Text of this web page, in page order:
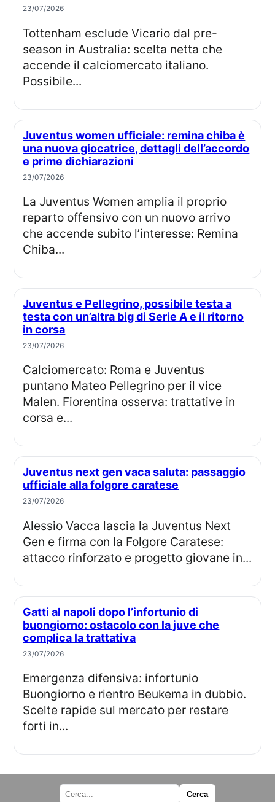
23/07/2026
Tottenham esclude Vicario dal pre-
season in Australia: scelta netta che
accende il calciomercato italiano.
Possibile...
Juventus women ufficiale: remina chiba è
una nuova giocatrice, dettagli dell’accordo
e prime dichiarazioni
23/07/2026
La Juventus Women amplia il proprio
reparto offensivo con un nuovo arrivo
che accende subito l’interesse: Remina
Chiba...
Juventus e Pellegrino, possibile testa a
testa con un’altra big di Serie A e il ritorno
in corsa
23/07/2026
Calciomercato: Roma e Juventus
puntano Mateo Pellegrino per il vice
Malen. Fiorentina osserva: trattative in
corsa e...
Juventus next gen vaca saluta: passaggio
ufficiale alla folgore caratese
23/07/2026
Alessio Vacca lascia la Juventus Next
Gen e firma con la Folgore Caratese:
attacco rinforzato e progetto giovane in...
Gatti al napoli dopo l’infortunio di
buongiorno: ostacolo con la juve che
complica la trattativa
23/07/2026
Emergenza difensiva: infortunio
Buongiorno e rientro Beukema in dubbio.
Scelte rapide sul mercato per restare
forti in...